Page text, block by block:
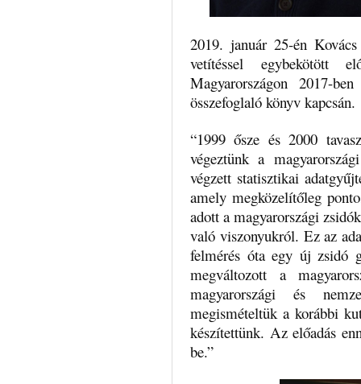
2019. január 25-én
vetítéssel egybekötött
Magyarországon 2017-
összefoglaló könyv kapcsán.
“1999 ősze és 2000
végeztünk a
végzett statisztikai
amely megközelítőleg
adott a magyarországi
való viszonyukról. Ez az
felmérés óta egy új zsidó
megváltozott a
magyarországi és
megismételtük a korábbi
készítettünk. Az előadás
be.”